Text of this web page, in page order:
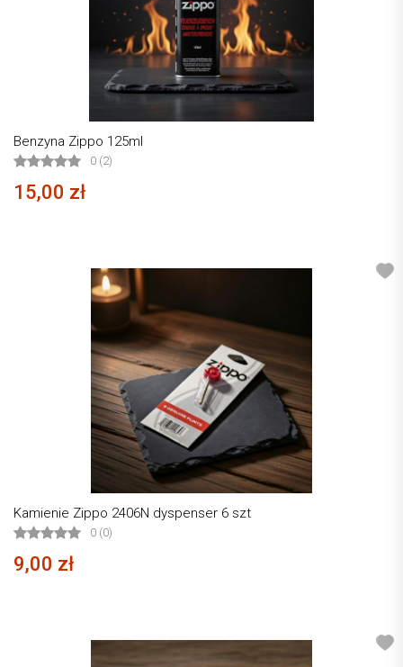
Benzyna Zippo 125ml
0 (2)
15,00 zł
Kamienie Zippo 2406N dyspenser 6 szt
0 (0)
9,00 zł